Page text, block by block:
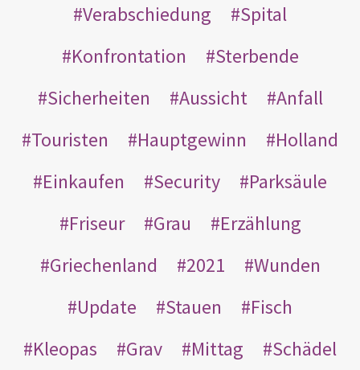
Verabschiedung
Spital
Konfrontation
Sterbende
Sicherheiten
Aussicht
Anfall
Touristen
Hauptgewinn
Holland
Einkaufen
Security
Parksäule
Friseur
Grau
Erzählung
Griechenland
2021
Wunden
Update
Stauen
Fisch
Kleopas
Grav Mittag Schädel